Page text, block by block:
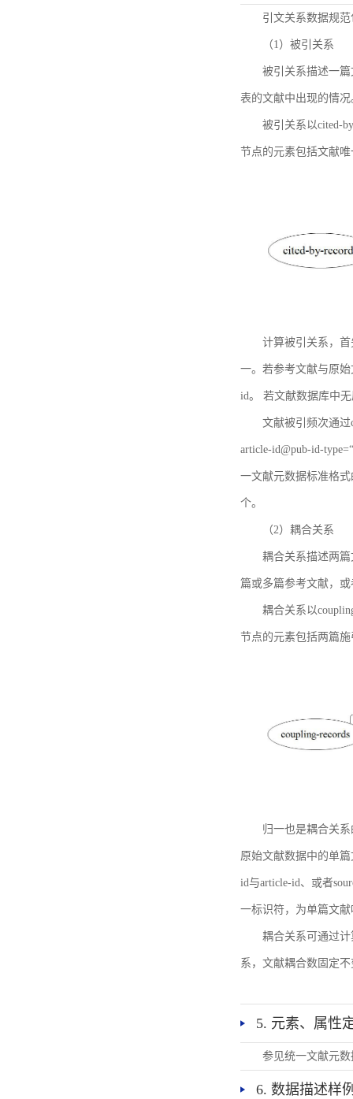
引文关系数据规
（1）被引关系
被引关系描述一
表的文献中出现的情况
被引关系以cited-
节点的元素包括文献
计算被引关系，
一。若参考文献与原
id。 若文献数据库中
文献被引频次通
article-id@pub-id-
一文献元数据标准格
个。
（2）耦合关系
耦合关系描述两
篇或多篇参考文献，
耦合关系以
节点的元素包括两篇
归一也是耦合关
原始文献数据中的单篇
id与article-id、或者
一标识符，为单篇文
耦合关系可通过
系，文献耦合数固定不
5. 元素、属性
参见统一文献元
6. 数据描述样